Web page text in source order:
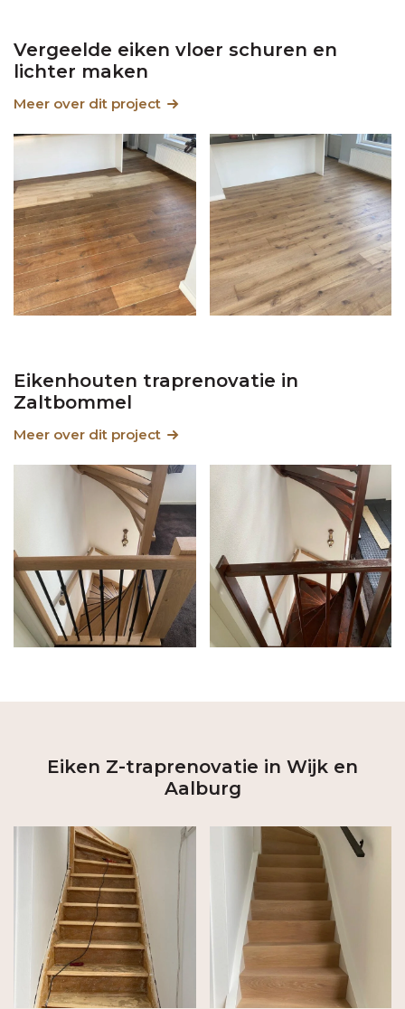
Vergeelde eiken vloer schuren en
lichter maken
Meer over dit project
Eikenhouten traprenovatie in
Zaltbommel
Meer over dit project
Eiken Z-traprenovatie in Wijk en
Aalburg